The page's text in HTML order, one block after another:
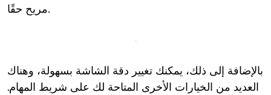
مريح حقًا.
بالإضافة إلى ذلك، يمكنك تغيير دقة الشاشة بسهولة، وهناك
العديد من الخيارات الأخرى المتاحة لك على شريط المهام.